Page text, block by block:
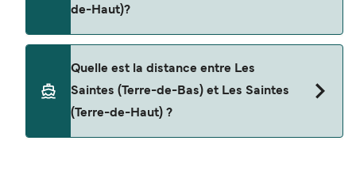
de-Haut)?
Les Saintes (Terre-de-Bas) et Les Saintes (Terre-
de-Haut).
Quelle est la distance entre Les
Saintes (Terre-de-Bas) et Les Saintes
(Terre-de-Haut) ?